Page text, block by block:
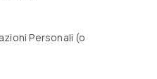
Personali (o